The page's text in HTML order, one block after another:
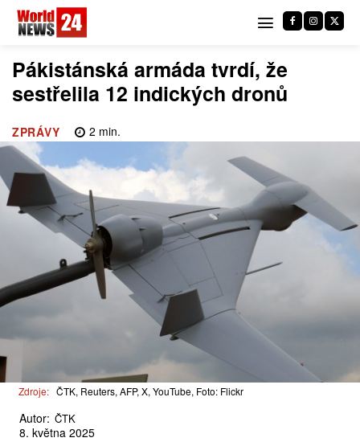
Pákistánská armáda tvrdí, že
sestřelila 12 indických dronů
ZPRÁVY 2 min.
Zdroje: ČTK, Reuters, AFP, X, YouTube, Foto: Flickr
Autor: ČTK
8. května 2025